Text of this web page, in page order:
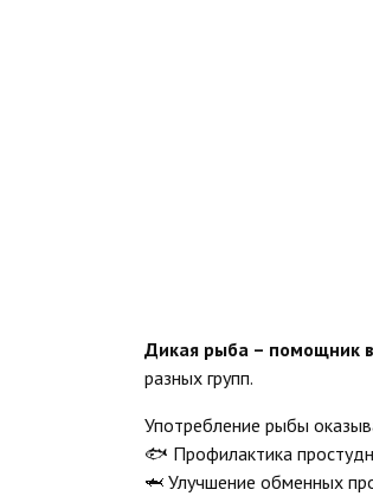
Дикая рыба – помощник
разных групп.
Употребление рыбы
🐟 Профилактика
🦈 Улучшение обменных